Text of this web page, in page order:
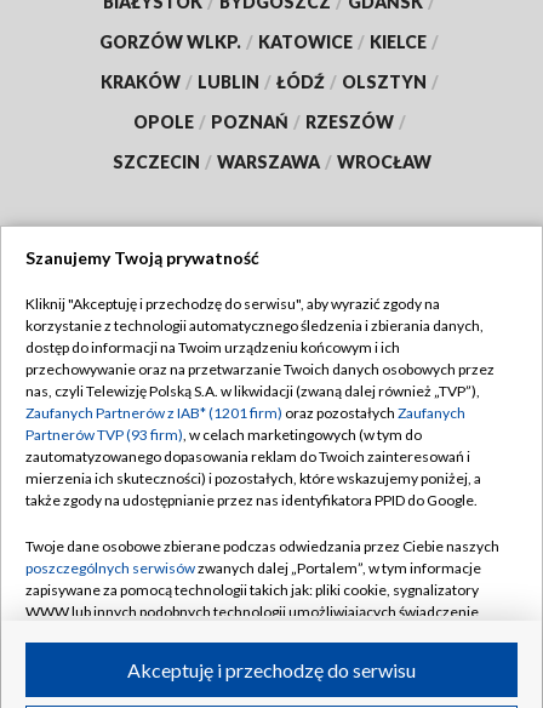
GORZÓW WLKP. / KATOWICE / KIELCE /
KRAKÓW / LUBLIN / ŁÓDŹ / OLSZTYN /
OPOLE / POZNAŃ / RZESZÓW /
SZCZECIN / WARSZAWA / WROCŁAW
TVP
Abonament TVP
Emisja w TVP
Centrum informacji TVP
Naziemna Telewizja Cyfrowa
Rada Programowa
System NOS
Informacje o nadawcy
Program dla prasy
Regulamin TVP
Polityka prywatności
Moje zgody
Pomoc
Kontakt
Kanały
Szanujemy Twoją prywatność
Kliknij "Akceptuję i przechodzę do serwisu", aby wyrazić zgody na
korzystanie z technologii automatycznego śledzenia i zbierania danych,
dostęp do informacji na Twoim urządzeniu końcowym i ich
przechowywanie oraz na przetwarzanie Twoich danych osobowych przez
nas, czyli Telewizję Polską S.A. w likwidacji (zwaną dalej również „TVP”),
Zaufanych Partnerów z IAB* (1201 firm) oraz pozostałych Zaufanych
Partnerów TVP (93 firm), w celach marketingowych (w tym do
zautomatyzowanego dopasowania reklam do Twoich zainteresowań i
mierzenia ich skuteczności) i pozostałych, które wskazujemy poniżej, a
także zgody na udostępnianie przez nas identyfikatora PPID do Google.
Twoje dane osobowe zbierane podczas odwiedzania przez Ciebie naszych
poszczególnych serwisówzwanych dalej „Portalem”, w tym informacje
zapisywane za pomocą technologii takich jak: pliki cookie, sygnalizatory
WWW lub innych podobnych technologii umożliwiających świadczenie
ruchu w Internecie.Akceptuję i przechodzę do serwisu